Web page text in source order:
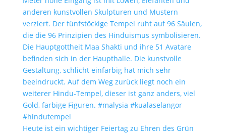
Heute ist ein wichtiger Feiertag zu Ehren des Grün